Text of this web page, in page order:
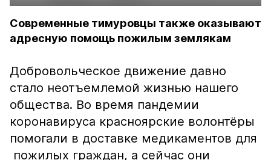
Современные тимуровцы также оказывают
адресную помощь пожилым землякам
Добровольческое движение давно
стало неотъемлемой жизнью нашего
общества. Во время пандемии
коронавируса красноярские волонтёры
помогали в доставке медикаментов для
пожилых граждан, а сейчас они